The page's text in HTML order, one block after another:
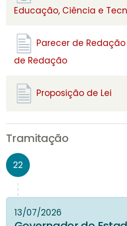
Educação, Ciência e
Parecer de
de Redação
Proposição de Lei
Tramitação
22
13/07/2026